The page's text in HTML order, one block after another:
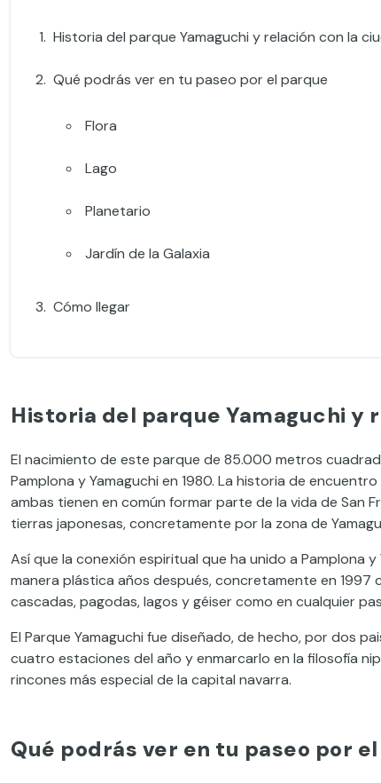
Historia del parque Yamaguchi y relación con la
Qué podrás ver en tu paseo por el parque
Flora
Lago
Planetario
Jardín de la Galaxia
Cómo llegar
Historia del parque Yamaguchi y
El nacimiento de este parque de 85.000 metros
Pamplona y Yamaguchi en 1980. La historia de
ambas tienen en común formar parte de la vida de San
tierras japonesas, concretamente por la zona de
Así que la conexión espiritual que ha unido a Pamplona
manera plástica años después, concretamente en
cascadas, pagodas, lagos y géiser como en cualquier
El Parque Yamaguchi fue diseñado, de hecho, por dos
cuatro estaciones del año y enmarcarlo en la filosofía
rincones más especial de la capital navarra.
Qué podrás ver en tu paseo por